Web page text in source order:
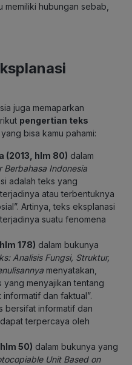
hubungan sebab,
juga memaparkan
pengertian teks
yang bisa kamu pahami:
(2013, hlm 80) dalam
Berbahasa Indonesia
adalah teks yang
atau terbentuknya
Artinya, teks eksplanasi
suatu fenomena
178) dalam bukunya
Analisis Fungsi, Struktur,
menyatakan,
yang menyajikan tentang
dan faktual”.
bersifat informatif dan
terpercaya oleh
50) dalam bukunya yang
Unit Based on